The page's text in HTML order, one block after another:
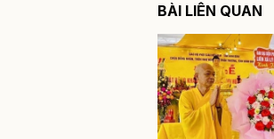
BÀI LIÊN QUAN